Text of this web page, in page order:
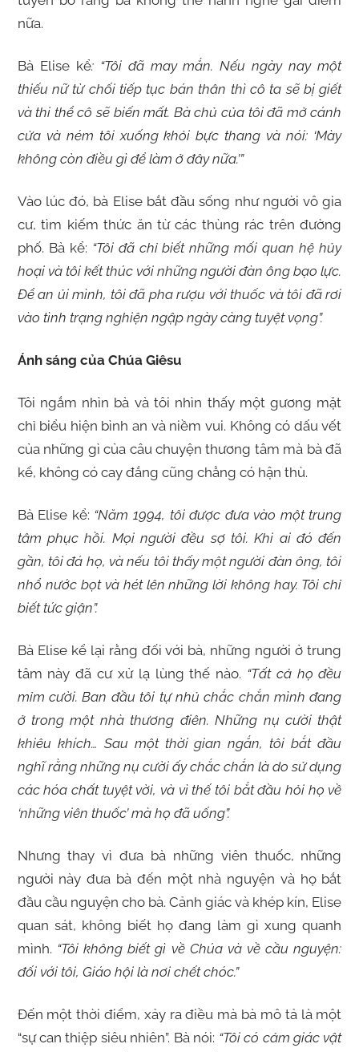
nữa.
Bà Elise kể: “Tôi đã may mắn. Nếu ngày nay một
thiếu nữ từ chối tiếp tục bán thân thì cô ta sẽ bị giết
và thi thể cô sẽ biến mất. Bà chủ của tôi đã mở cánh
cửa và ném tôi xuống khỏi bực thang và nói: ‘Mày
không còn điều gì để làm ở đây nữa.’”
Vào lúc đó, bà Elise bắt đầu sống như người vô gia
cư, tìm kiếm thức ăn từ các thùng rác trên đường
phố. Bà kể: “Tôi đã chỉ biết những mối quan hệ hủy
hoại và tôi kết thúc với những người đàn ông bạo lực.
Để an ủi mình, tôi đã pha rượu với thuốc và tôi đã rơi
vào tình trạng nghiện ngập ngày càng tuyệt vọng”.
Ánh sáng của Chúa Giêsu
Tôi ngắm nhìn bà và tôi nhìn thấy một gương mặt
chỉ biểu hiện bình an và niềm vui. Không có dấu vết
của những gì của câu chuyện thương tâm mà bà đã
kể, không có cay đắng cũng chẳng có hận thù.
Bà Elise kể: “Năm 1994, tôi được đưa vào một trung
tâm phục hồi. Mọi người đều sợ tôi. Khi ai đó đến
gần, tôi đá họ, và nếu tôi thấy một người đàn ông, tôi
nhổ nước bọt và hét lên những lời không hay. Tôi chỉ
biết tức giận”.
Bà Elise kể lại rằng đối với bà, những người ở trung
tâm này đã cư xử lạ lùng thế nào. “Tất cả họ đều
mỉm cười. Ban đầu tôi tự nhủ chắc chắn mình đang
ở trong một nhà thương điên. Những nụ cười thật
khiêu khích… Sau một thời gian ngắn, tôi bắt đầu
nghĩ rằng những nụ cười ấy chắc chắn là do sử dụng
các hóa chất tuyệt vời, và vì thế tôi bắt đầu hỏi họ về
‘những viên thuốc’ mà họ đã uống”.
Nhưng thay vì đưa bà những viên thuốc, những
người này đưa bà đến một nhà nguyện và họ bắt
đầu cầu nguyện cho bà. Cảnh giác và khép kín, Elise
quan sát, không biết họ đang làm gì xung quanh
mình. “Tôi không biết gì về Chúa và về cầu nguyện:
đối với tôi, Giáo hội là nơi chết chóc.”
Đến một thời điểm, xảy ra điều mà bà mô tả là một
“sự can thiệp siêu nhiên”. Bà nói: “Tôi có cảm giác vật